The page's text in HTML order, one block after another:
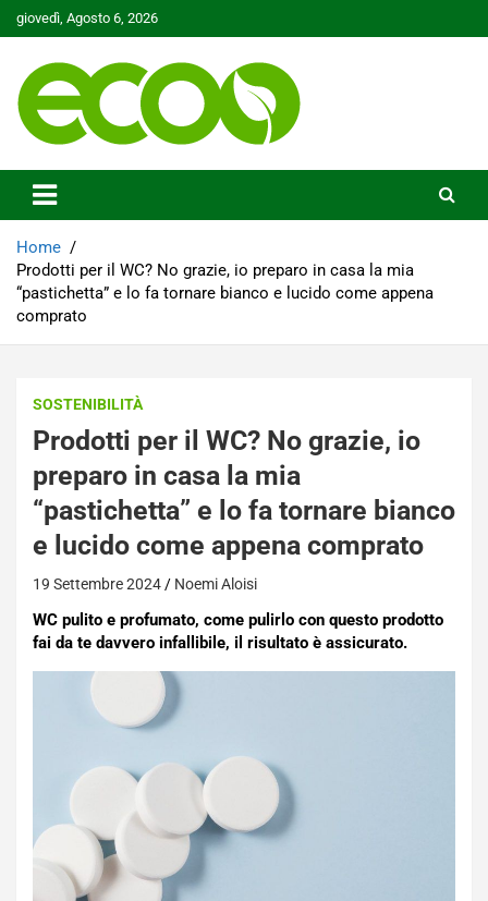
Skip
to
giovedì, Agosto 6, 2026
Ecoo.it
Home
Prodotti per il WC? No grazie, io preparo in casa la mia
“pastichetta” e lo fa tornare bianco e lucido come appena
comprato
SOSTENIBILITÀ
Prodotti per il WC? No grazie, io
preparo in casa la mia
“pastichetta” e lo fa tornare bianco
e lucido come appena comprato
19 Settembre 2024 Noemi Aloisi
WC pulito e profumato, come pulirlo con questo prodotto
fai da te davvero infallibile, il risultato è assicurato.